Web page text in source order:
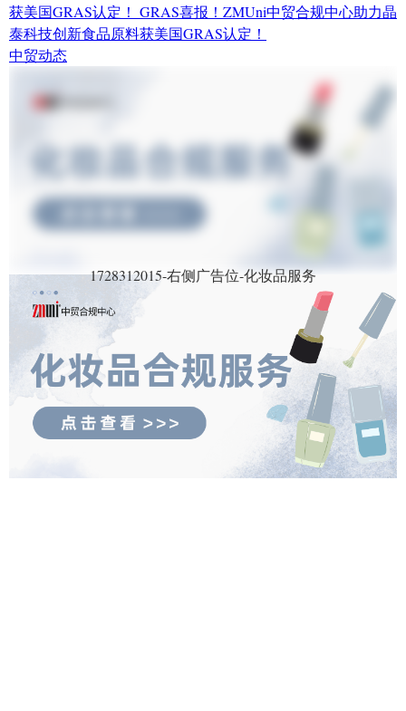
获美国GRAS认定！ GRAS喜报！ZMUni中贸合规中心助力晶
泰科技创新食品原料获美国GRAS认定！
中贸动态
1728312015-右侧广告位-化妆品服务